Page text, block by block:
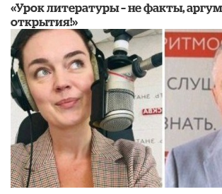
«Урок литературы – не факты,
открытия!»